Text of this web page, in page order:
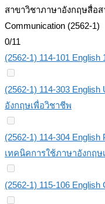
สาขาวิชาภาษาอังกฤษสื่อส
Communication (2562-1)
0/11
(2562-1) 114-101
(2562-1) 114-303
อังกฤษเพื่อวิชาชีพ
(2562-1) 114-304 English
เทคนิคการใช้ภาษาอังกฤ
(2562-1) 115-106